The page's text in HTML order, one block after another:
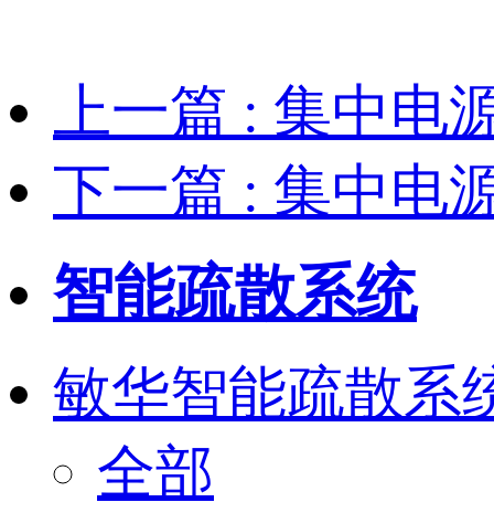
上一篇 : 集中电
下一篇 : 集中电
智能疏散系统
敏华智能疏散系
全部